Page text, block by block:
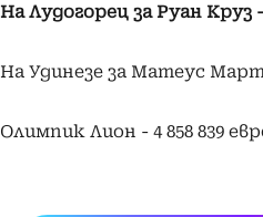
На Лудогорец за Руан Круз -
На Удинезе за Матеус
Олимпик Лион - 4 858 839